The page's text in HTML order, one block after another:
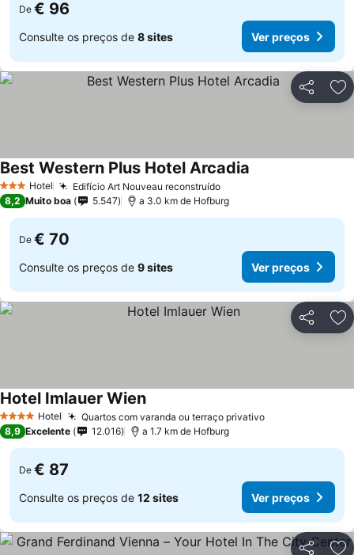
De € 96
Consulte os preços de 8 sites Ver preços
Partilhar
3 EstrelasHotel Edifício Art Nouveau reconstruído
Best Western Plus Hotel Arcadia
8,2 Muito boa 5.547 a 3.0 km de Hofburg
De € 70
Consulte os preços de 9 sites Ver preços
Partilhar
4 EstrelasHotel Quartos com varanda ou terraço privativo
Hotel Imlauer Wien
8,9 Excelente 12.016 a 1.7 km de Hofburg
De € 87
Consulte os preços de 12 sites Ver preços